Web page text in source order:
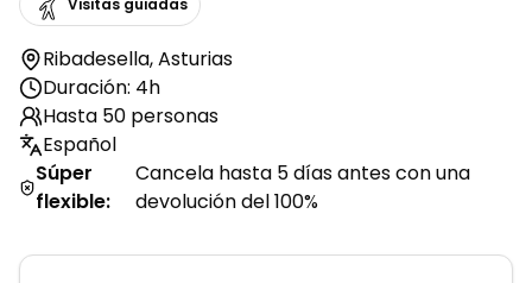
Visitas guiadas
Ribadesella,Asturias
Duración: 4h
Hasta 50 personas
Español
Súper
flexible:
Cancela hasta 5 días antes con una
devolución del 100%